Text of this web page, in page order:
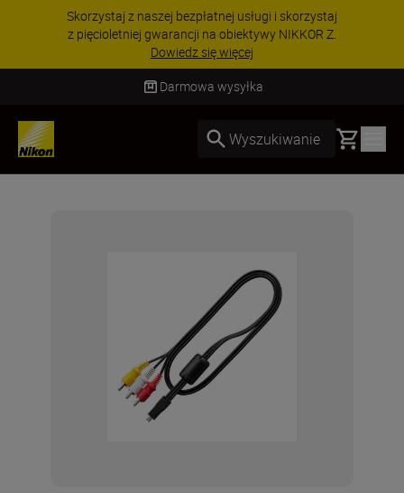
Skorzystaj z naszej bezpłatnej usługi i skorzystaj
z pięcioletniej gwarancji na obiektywy NIKKOR Z.
Dowiedz się więcej
Darmowa wysyłka
Wyszukiwanie Basket